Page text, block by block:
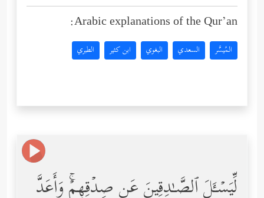
Arabic explanations of the Qur’an:
المُيسَّر السعدي البغوي ابن كثير الطبري
لِّیَسۡـَٔلَ ٱلصَّـٰدِقِینَ عَن صِدۡقِهِمۡۚ وَأَعَدَّ